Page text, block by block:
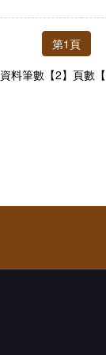
第1頁
資料筆數【2】頁數【